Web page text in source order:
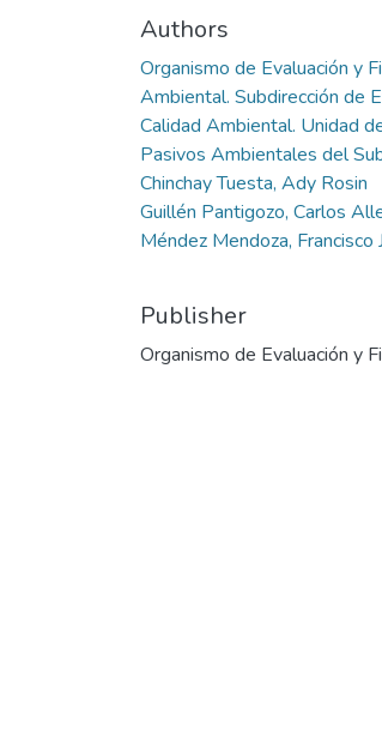
Authors
Organismo de Evaluación y
Ambiental. Subdirección de
Calidad Ambiental. Unidad
Pasivos Ambientales del
Chinchay Tuesta, Ady Rosin
Guillén Pantigozo, Carlos
Méndez Mendoza, Francisco
Publisher
Organismo de Evaluación y